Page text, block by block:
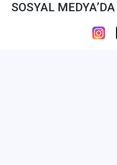
SOSYAL MEDYA’DA